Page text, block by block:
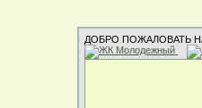
ДОБРО ПОЖАЛОВАТЬ